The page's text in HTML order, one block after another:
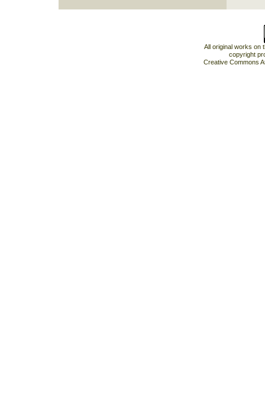
All original works on
copyright
Creative Commons